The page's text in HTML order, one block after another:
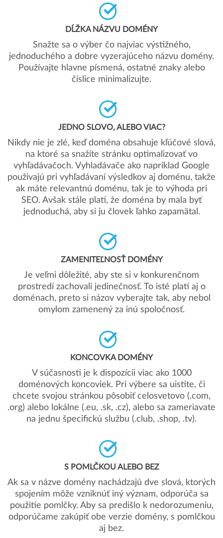
DĹŽKA NÁZVU DOMÉNY
Snažte sa o výber čo najviac výstižného,
jednoduchého a dobre vyzerajúceho názvu domény.
Používajte hlavne písmená, ostatné znaky alebo
číslice minimalizujte.
JEDNO SLOVO, ALEBO VIAC?
Nikdy nie je zlé, keď doména obsahuje kľúčové slová,
na ktoré sa snažíte stránku optimalizovať vo
vyhľadávačoch. Vyhladávače ako napríklad Google
použivajú pri vyhľadávaní výsledkov aj doménu, takže
ak máte relevantnú doménu, tak je to výhoda pri
SEO. Avšak stále platí, že doména by mala byť
jednoduchá, aby si ju človek ľahko zapamätal.
ZAMENITEĽNOSŤ DOMÉNY
Je veľmi dôležité, aby ste si v konkurenčnom
prostredí zachovali jedinečnosť. To isté platí aj o
doménach, preto si názov vyberajte tak, aby nebol
omylom zamenený za inú spoločnosť.
KONCOVKA DOMÉNY
V súčasnosti je k dispozícii viac ako 1000
doménových koncoviek. Pri výbere sa uistite, či
chcete svojou stránkou pôsobiť celosvetovo (.com,
.org) alebo lokálne (.eu, .sk, .cz), alebo sa zameriavate
na jednu špecifickú službu (.club, .shop, .tv).
S POMLČKOU ALEBO BEZ
Ak sa v názve domény nachádzajú dve slová, ktorých
spojením môže vzniknúť iný význam, odporúča sa
použitie pomlčky. Aby sa predišlo k nedorozumeniu,
odporúčame zakúpiť obe verzie domény, s pomlčkou
aj bez.